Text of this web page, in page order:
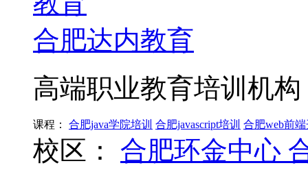
合肥达内教育
高端职业教育培训机构
课程： 合肥java学院培训 合肥javascript培训 合肥web前
校区： 合肥环金中心